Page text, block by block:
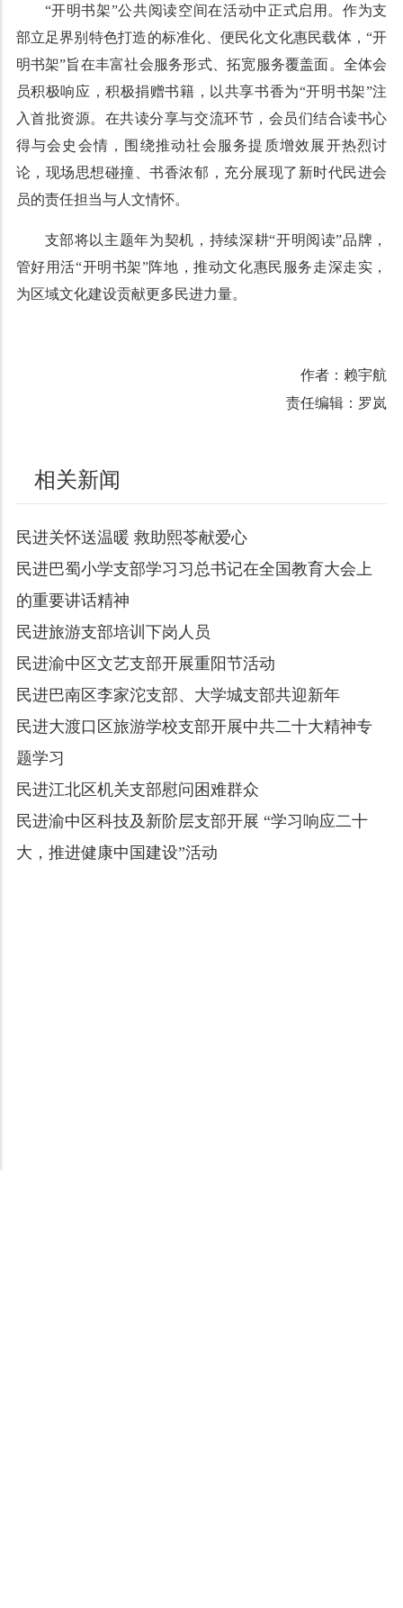
“开明书架”公共阅读空间在活动中正式启用。作为支
部立足界别特色打造的标准化、便民化文化惠民载体，“开
明书架”旨在丰富社会服务形式、拓宽服务覆盖面。全体会
员积极响应，积极捐赠书籍，以共享书香为“开明书架”注
入首批资源。在共读分享与交流环节，会员们结合读书心
得与会史会情，围绕推动社会服务提质增效展开热烈讨
论，现场思想碰撞、书香浓郁，充分展现了新时代民进会
员的责任担当与人文情怀。
支部将以主题年为契机，持续深耕“开明阅读”品牌，
管好用活“开明书架”阵地，推动文化惠民服务走深走实，
为区域文化建设贡献更多民进力量。
作者：赖宇航
责任编辑：罗岚
相关新闻
民进关怀送温暖 救助熙苓献爱心
民进巴蜀小学支部学习习总书记在全国教育大会上
的重要讲话精神
民进旅游支部培训下岗人员
民进渝中区文艺支部开展重阳节活动
民进巴南区李家沱支部、大学城支部共迎新年
民进大渡口区旅游学校支部开展中共二十大精神专
题学习
民进江北区机关支部慰问困难群众
民进渝中区科技及新阶层支部开展 “学习响应二十
大，推进健康中国建设”活动